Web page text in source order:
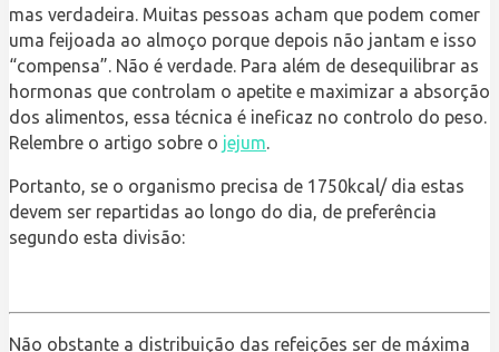
mas verdadeira. Muitas pessoas acham que podem comer
uma feijoada ao almoço porque depois não jantam e isso
“compensa”. Não é verdade. Para além de desequilibrar as
hormonas que controlam o apetite e maximizar a absorção
dos alimentos, essa técnica é ineficaz no controlo do peso.
Relembre o artigo sobre o jejum.
Portanto, se o organismo precisa de 1750kcal/ dia estas
devem ser repartidas ao longo do dia, de preferência
segundo esta divisão:
Não obstante a distribuição das refeições ser de máxima